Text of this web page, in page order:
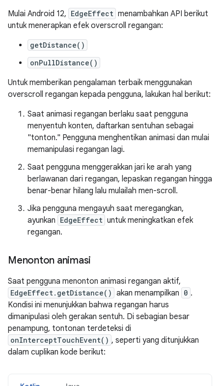
Mulai Android 12, EdgeEffect menambahkan API berikut
untuk menerapkan efek overscroll regangan:
getDistance()
onPullDistance()
Untuk memberikan pengalaman terbaik menggunakan
overscroll regangan kepada pengguna, lakukan hal berikut:
Saat animasi regangan berlaku saat pengguna
menyentuh konten, daftarkan sentuhan sebagai
"tonton." Pengguna menghentikan animasi dan mulai
memanipulasi regangan lagi.
Saat pengguna menggerakkan jari ke arah yang
berlawanan dari regangan, lepaskan regangan hingga
benar-benar hilang lalu mulailah men-scroll.
Jika pengguna mengayuh saat meregangkan,
ayunkan EdgeEffect untuk meningkatkan efek
regangan.
Menonton animasi
Saat pengguna menonton animasi regangan aktif,
EdgeEffect.getDistance() akan menampilkan 0 .
Kondisi ini menunjukkan bahwa regangan harus
dimanipulasi oleh gerakan sentuh. Di sebagian besar
penampung, tontonan terdeteksi di
onInterceptTouchEvent() , seperti yang ditunjukkan
dalam cuplikan kode berikut: